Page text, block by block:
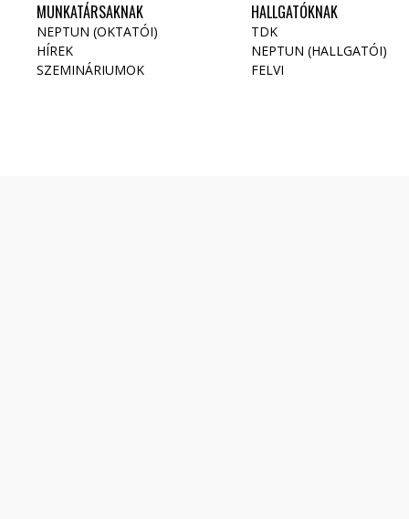
MUNKATÁRSAKNAK
NEPTUN (OKTATÓI)
HÍREK
SZEMINÁRIUMOK
HALLGATÓKNAK
TDK
NEPTUN (HALLGATÓI)
FELVI